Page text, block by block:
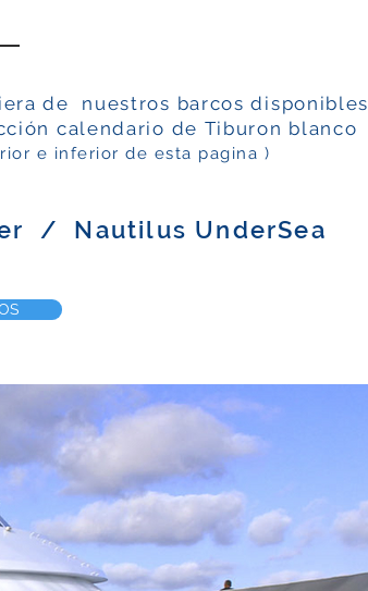
de nuestros barcos disponibles
calendario de Tiburon blanco
e inferior de esta pagina )
/ Nautilus UnderSea